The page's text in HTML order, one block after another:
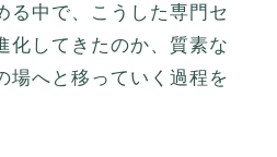
る中で、こうした専門セ
化してきたのか、質素な
場へと移っていく過程を